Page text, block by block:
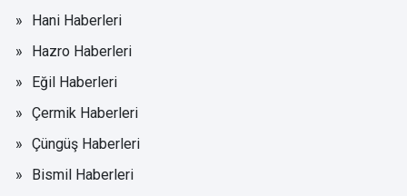
Hani Haberleri
Hazro Haberleri
Eğil Haberleri
Çermik Haberleri
Çüngüş Haberleri
Bismil Haberleri